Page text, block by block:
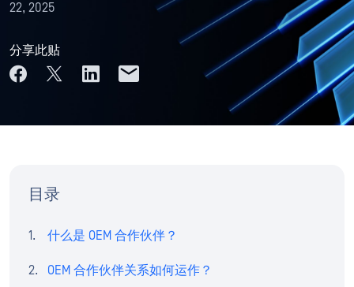
22, 2025
分享此贴
目录
什么是 OEM 合作伙伴？
OEM 合作伙伴关系如何运作？